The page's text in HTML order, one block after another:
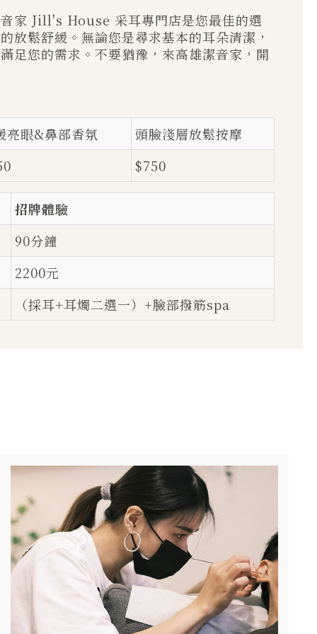
家 Jill's House 采耳專門店是您最佳的選
放鬆舒緩。無論您是尋求基本的耳朵清潔，
足您的需求。不要猶豫，來高雄潔音家，開
亮眼&鼻部香氛
頭臉淺層放鬆按摩
$750
招牌體驗
90分鐘
2200元
（採耳+耳燭二選一）+臉部撥筋spa